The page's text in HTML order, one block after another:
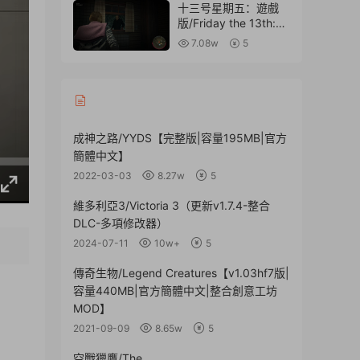
十三号星期五：遊戲
版/Friday the 13th:
The Game【完整版|
7.08w 5
成神之路/YYDS【完整版|容量195MB|官方
簡體中文】
2022-03-03 8.27w 5
維多利亞3/Victoria 3（更新v1.7.4-整合
DLC-多項修改器）
2024-07-11 10w+ 5
傳奇生物/Legend Creatures【v1.03hf7版|
容量440MB|官方簡體中文|整合創意工坊
MOD】
2021-09-09 8.65w 5